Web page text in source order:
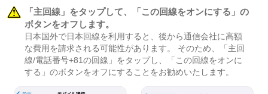
「主回線」をタップして、「この回線をオンにする」の
ボタンをオフします。
日本国外で日本回線を利用すると、後から通信会社に高額
な費用を請求される可能性があります。 そのため、「主回
線/電話番号+81の回線」をタップし、「この回線をオンに
する」のボタンをオフにすることをお勧めいたします。